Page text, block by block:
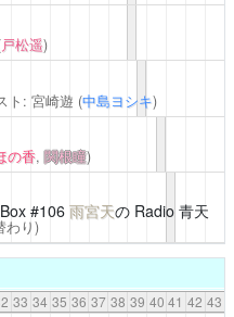
戸松遥)
ト: 宮崎遊 (中島ヨシキ)
の香,関根瞳)
#106 雨宮天の Radio 青天
わり)
33 34 35 36 37 38 39 40 41 42 43